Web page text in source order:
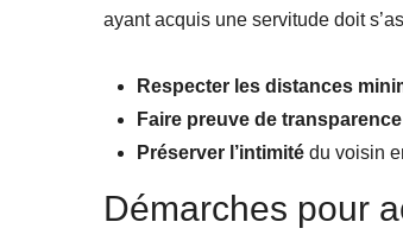
ayant acquis une servitude doit
Respecter les distances
Faire preuve de transparence
Préserver l’intimité du voisin
Démarches pour